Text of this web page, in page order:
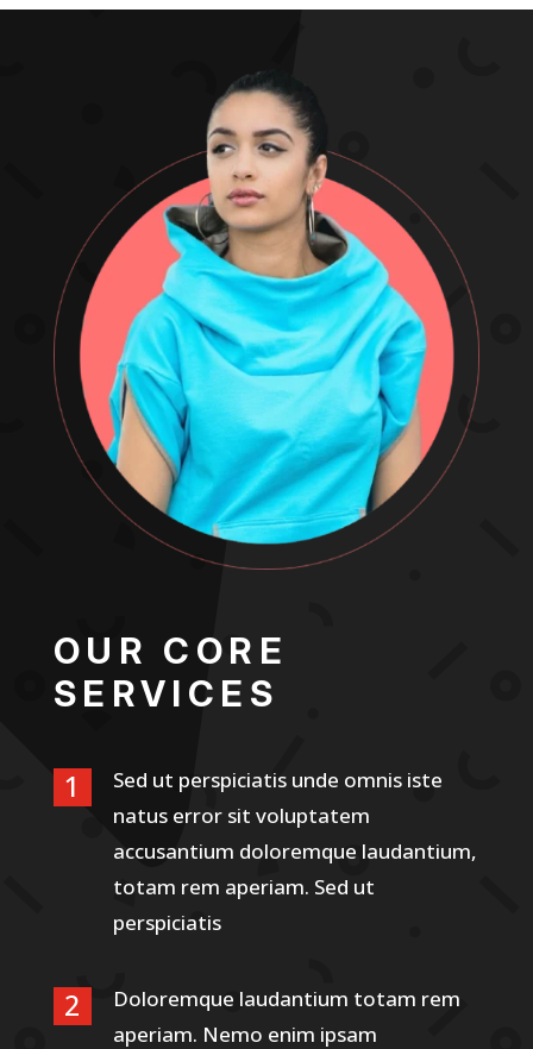
OUR CORE
SERVICES
Sed ut perspiciatis unde omnis iste
natus error sit voluptatem
accusantium doloremque laudantium,
totam rem aperiam. Sed ut
perspiciatis
Doloremque laudantium totam rem
aperiam. Nemo enim ipsam